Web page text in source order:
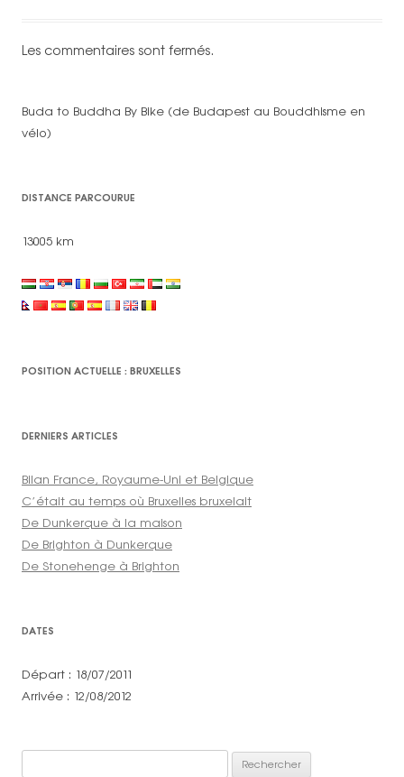
Les commentaires sont fermés.
Buda to Buddha By Bike (de Budapest au Bouddhisme en
vélo)
DISTANCE PARCOURUE
13005 km
POSITION ACTUELLE : BRUXELLES
DERNIERS ARTICLES
Bilan France, Royaume-Uni et Belgique
C’était au temps où Bruxelles bruxelait
De Dunkerque à la maison
De Brighton à Dunkerque
De Stonehenge à Brighton
DATES
Départ : 18/07/2011
Arrivée : 12/08/2012